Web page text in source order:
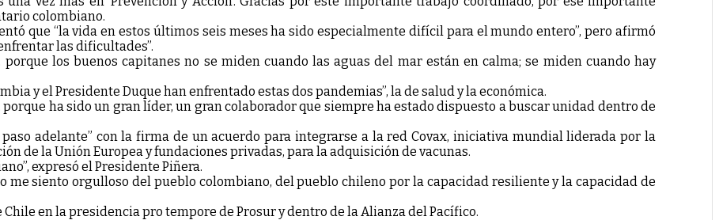
colombiano.
que “la vida en estos últimos seis meses ha sido especialmente difícil para el mundo entero”, pero afirmó
las dificultades”.
los buenos capitanes no se miden cuando las aguas del mar están en calma; se miden cuando hay
y el Presidente Duque han enfrentado estas dos pandemias”, la de salud y la económica.
porque ha sido un gran líder, un gran colaborador que siempre ha estado dispuesto a buscar unidad dentro de
adelante” con la firma de un acuerdo para integrarse a la red Covax, iniciativa mundial liderada por la
de la Unión Europea y fundaciones privadas, para la adquisición de vacunas.
expresó el Presidente Piñera.
me siento orgulloso del pueblo colombiano, del pueblo chileno por la capacidad resiliente y la capacidad de
en la presidencia pro tempore de Prosur y dentro de la Alianza del Pacífico.